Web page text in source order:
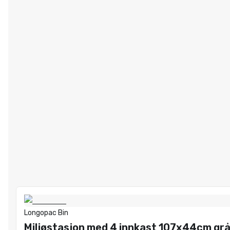
Longopac Bin
Miljøstasjon med 4 innkast 107x44cm